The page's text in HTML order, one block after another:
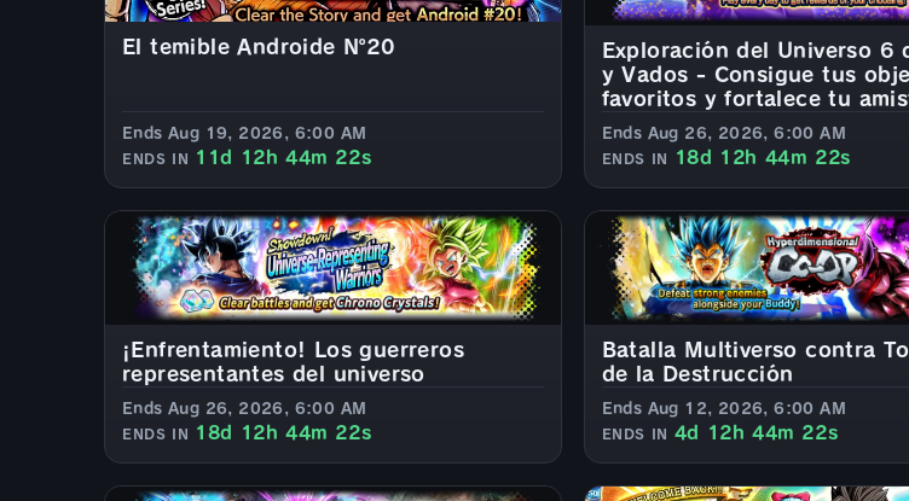
El temible Androide Nº20
Ends Aug 19, 2026, 6:00 AM
ENDS IN 11d 12h 44m 20s
Exploración del Universo 6
y Vados - Consigue tus
favoritos y fortalece tu
Ends Aug 26, 2026, 6:00 AM
ENDS IN 18d 12h 44m 20s
¡Enfrentamiento! Los guerreros
representantes del universo
Ends Aug 26, 2026, 6:00 AM
ENDS IN 18d 12h 44m 20s
Batalla Multiverso contra
de la Destrucción
Ends Aug 12, 2026, 6:00 AM
ENDS IN 4d 12h 44m 20s